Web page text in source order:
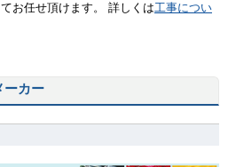
お任せ頂けます。 詳しくは工事につい
ーカー